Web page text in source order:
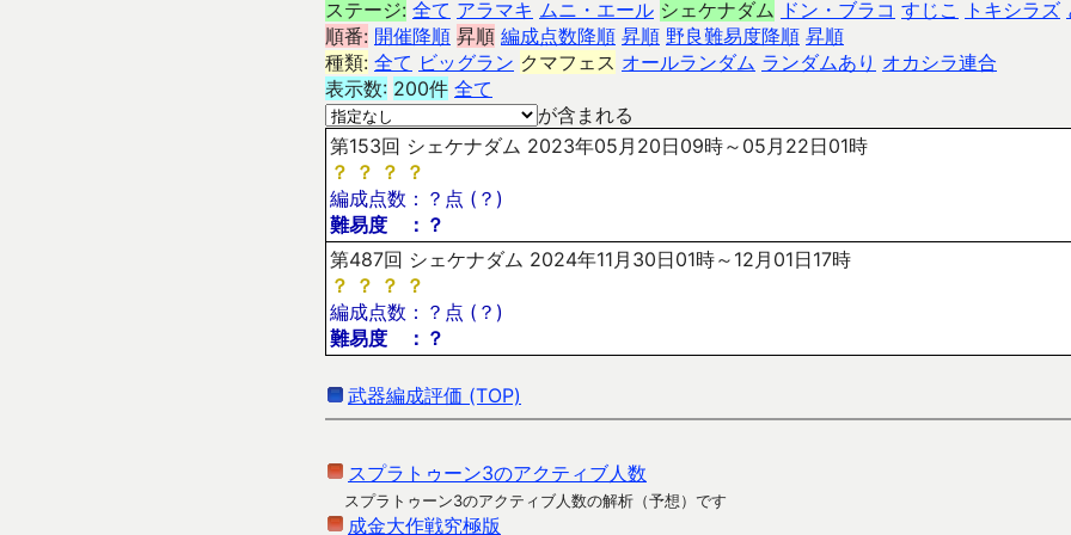
ステージ: 全て アラマキ ムニ・エール シェケナダム ドン・ブラコ すじこ トキシラズ
順番: 開催降順 昇順 編成点数降順 昇順 野良難易度降順 昇順
種類: 全て ビッグラン クマフェス オールランダム ランダムあり オカシラ連合
表示数: 200件 全て
が含まれる
第153回 シェケナダム 2023年05月20日09時～05月22日01時
？ ？ ？ ？
編成点数：？点 (？)
難易度 ：？
第487回 シェケナダム 2024年11月30日01時～12月01日17時
？ ？ ？ ？
編成点数：？点 (？)
難易度 ：？
武器編成評価 (TOP)
スプラトゥーン3のアクティブ人数
スプラトゥーン3のアクティブ人数の解析（予想）です
成金大作戦究極版